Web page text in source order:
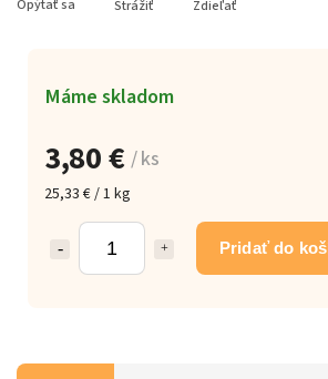
3,80 € / ks
25,33 € / 1 kg
Pridať do
Máme skladom
Opýtať sa Strážiť Zdieľať